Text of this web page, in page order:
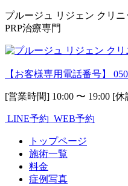
プルージュ リジェン クリニ
PRP治療専門
【お客様専用電話番号】
[営業時間] 10:00 〜 19:00 [休
LINE予約 WEB予約
トップページ
施術一覧
料金
症例写真